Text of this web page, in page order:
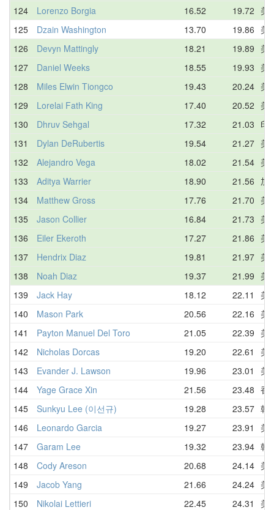
124
Lorenzo Borgia 16.52 19.72 美
125
Dzain Washington 13.70 19.86 美
126
Devyn Mattingly 18.21 19.89 美
127
Daniel Weeks 18.55 19.93 美
128
Miles Elwin Tiongco 19.43 20.24 美
129
Lorelai Fath King 17.40 20.52 美
130
Dhruv Sehgal 17.32 21.03 印
131
Dylan DeRubertis 19.54 21.27 美
132
Alejandro Vega 18.02 21.54 美
133
Aditya Warrier 18.90 21.56 加
134
Matthew Gross 17.76 21.70 美
135
Jason Collier 16.84 21.73 美
136
Eiler Ekeroth 17.27 21.86 美
137
Hendrix Diaz 19.81 21.97 美
138
Noah Diaz 19.37 21.99 美
139
Jack Hay 18.12 22.11
美
140
Mason Park 20.56 22.16 美
141
Payton Manuel Del Toro 21.05 22.39 美
142
Nicholas Dorcas 19.20 22.61
美
143
Evander J. Lawson 19.96 23.01
美
144
Yage Grace Xin 21.56 23.48 香
145
Sunkyu Lee (이선규) 19.28 23.57 韩
146
Leonardo Garcia 19.27 23.91
美
147
Garam Lee 19.32 23.94 韩
148
Cody Areson 20.68 24.14 美
149
Jacob Yang 21.66 24.24 美
150
Nikolai Lettieri 22.45 24.31
美